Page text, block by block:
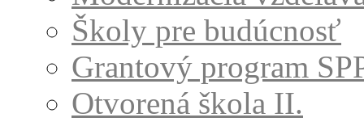
Školy pre budúcnosť
Grantový program
Otvorená škola II.